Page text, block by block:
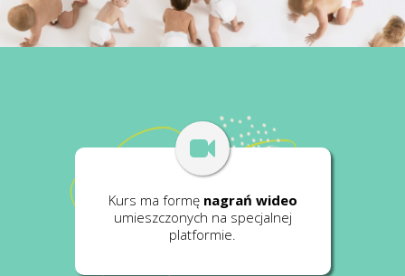
Kurs ma formę nagrań wideo
umieszczonych na specjalnej
platformie.